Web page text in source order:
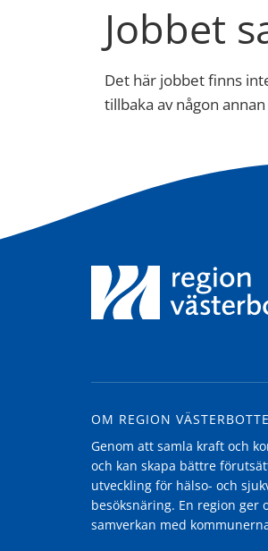
Jobbet
Det här jobbet finns
tillbaka av någon
OM REGION
Genom att samla kraft och
och kan skapa bättre
utveckling för hälso- och
besöksnäring. En region
samverkan med